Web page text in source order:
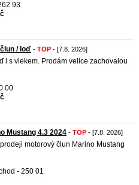
93
/ loď - TOP - [7.8. 2026]
i s vlekem. Prodám velice zachovalou
00
Mustang 4.3 2024 - TOP - [7.8. 2026]
motorový člun Marino Mustang
- 250 01